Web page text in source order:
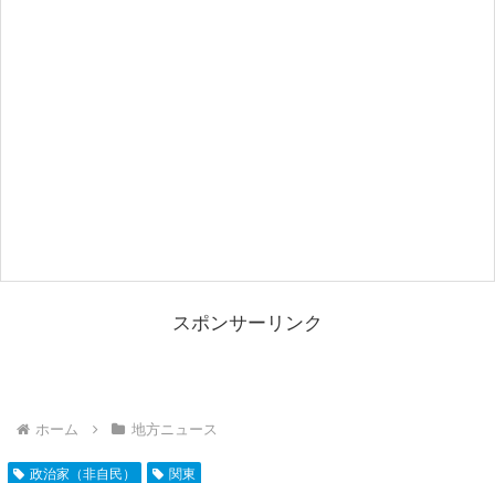
スポンサーリンク
ホーム 地方ニュース
政治家（非自民） 関東